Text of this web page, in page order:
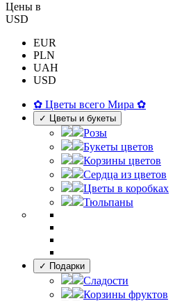
Цены в
USD
EUR
PLN
UAH
USD
✿ Цветы всего Мира ✿
✓ Цветы и букеты
Розы
Букеты цветов
Корзины цветов
Сердца из цветов
Цветы в коробках
Тюльпаны
✓ Подарки
Сладости
Корзины фруктов